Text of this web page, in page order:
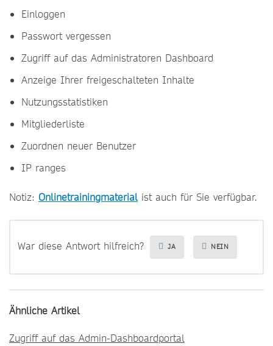
Einloggen
Passwort vergessen
Zugriff auf das Administratoren Dashboard
Anzeige Ihrer freigeschalteten Inhalte
Nutzungsstatistiken
Mitgliederliste
Zuordnen neuer Benutzer
IP ranges
Notiz: Onlinetrainingmaterialist auch für Sie verfügbar.
War diese Antwort hilfreich? JA NEIN
Ähnliche Artikel
Zugriff auf das Admin-Dashboardportal